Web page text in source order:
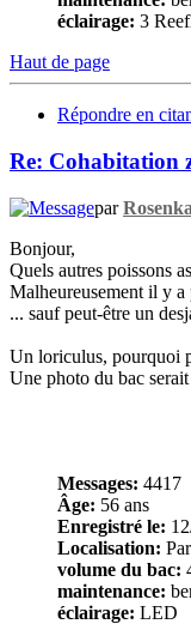
éclairage: 3
Haut de page
Répondre en
Re: Cohabitation
par
Bonjour,
Quels autres poissons
Malheureusement il y a
... sauf peut-être un
Un loriculus, pourquoi
Une photo du bac
Messages: 4417
Âge: 56 ans
Enregistré le:
Localisation:
volume du bac:
maintenance:
éclairage: LED